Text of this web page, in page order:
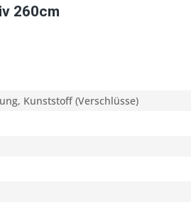
260cm
Kunststoff (Verschlüsse)